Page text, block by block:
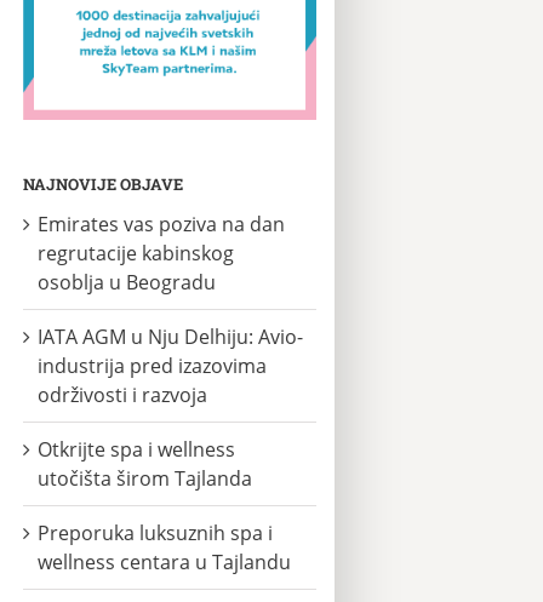
NAJNOVIJE OBJAVE
Emirates vas poziva na dan
regrutacije kabinskog
osoblja u Beogradu
IATA AGM u Nju Delhiju: Avio-
industrija pred izazovima
održivosti i razvoja
Otkrijte spa i wellness
utočišta širom Tajlanda
Preporuka luksuznih spa i
wellness centara u Tajlandu